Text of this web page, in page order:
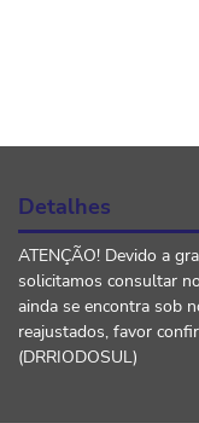
Detalhes
ATENÇÃO! Devido a
solicitamos consultar
ainda se encontra sob
reajustados, favor
(DRRIODOSUL)